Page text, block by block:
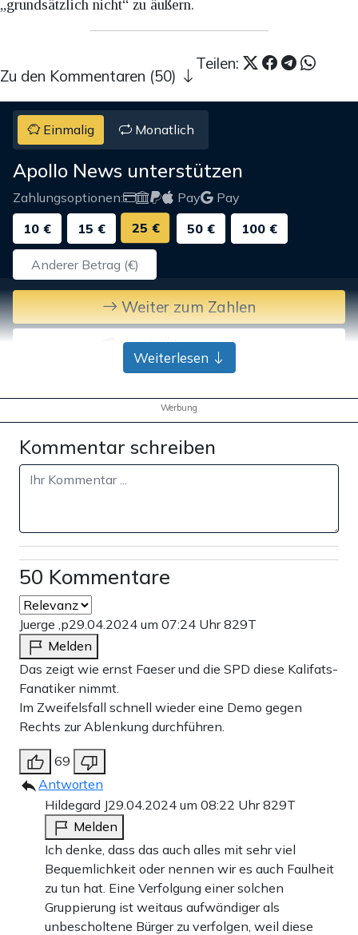
„grundsätzlich nicht“ zu äußern.
Teilen:
Zu den Kommentaren (50)
Einmalig Monatlich
Apollo News unterstützen
Zahlungsoptionen: Pay
Pay
10 €
15 € 25 € 50 € 100 €
Weiter zum Zahlen
Bank-Überweisung
Weiterlesen
Werbung
Kommentar schreiben
50 Kommentare
Juerge ,p29.04.2024 um 07:24 Uhr829T
Melden
Das zeigt wie ernst Faeser und die SPD diese Kalifats-
Fanatiker nimmt.
Im Zweifelsfall schnell wieder eine Demo gegen
Rechts zur Ablenkung durchführen.
69
Antworten
Hildegard J29.04.2024 um 08:22 Uhr829T
Melden
Ich denke, dass das auch alles mit sehr viel
Bequemlichkeit oder nennen wir es auch Faulheit
zu tun hat. Eine Verfolgung einer solchen
Gruppierung ist weitaus aufwändiger als
unbescholtene Bürger zu verfolgen, weil diese